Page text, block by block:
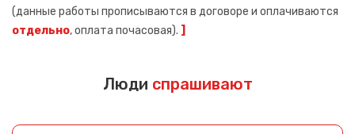
(данные работы прописываются в договоре и оплачиваются
отдельно, оплата почасовая). ]
Люди спрашивают